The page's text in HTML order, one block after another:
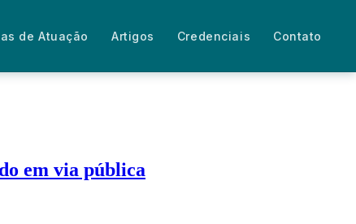
de Atuação Artigos Credenciais Contato
em via pública